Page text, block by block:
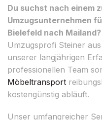
Du suchst nach einem
Umzugsunternehmen
Bielefeld nach Mailand?
Umzugsprofi Steiner
unserer langjährigen
professionellen Team
Möbeltransport
kostengünstig abläuft.
Unser umfangreicher